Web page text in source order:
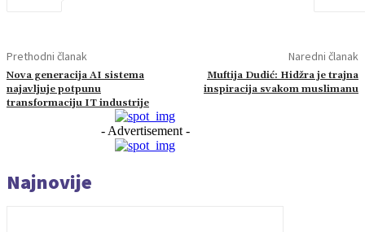
Prethodni članak
Nova generacija AI sistema
najavljuje potpunu
transformaciju IT industrije
Naredni članak
Muftija Dudić: Hidžra je trajna
inspiracija svakom muslimanu
- Advertisement -
Najnovije